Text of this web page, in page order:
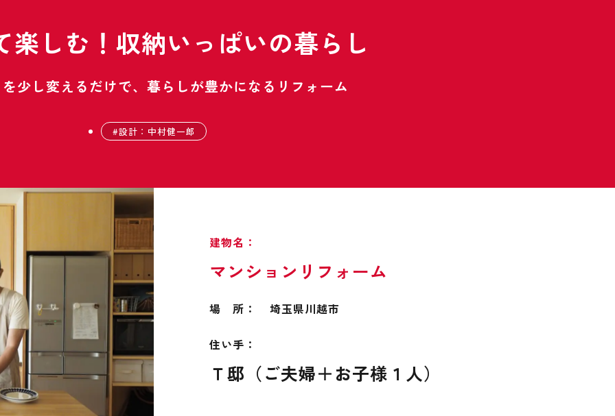
楽しむ！収納いっぱいの暮らし
少し変えるだけで、暮らしが豊かになるリフォーム
設計：中村健一郎
建物名：
マンションリフォーム
場 所： 埼玉県川越市
住い手：
Ｔ邸（ご夫婦＋お子様１人）